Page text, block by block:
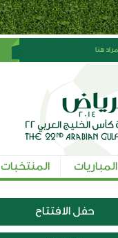
المباريات المنتخبات
حفل الافتتاح